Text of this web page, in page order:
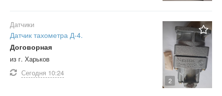
2
Датчики
Датчик тахометра Д-4.
Договорная
из г. Харьков
Сегодня 10:24